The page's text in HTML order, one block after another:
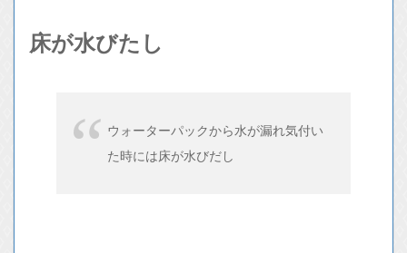
床が水びたし
ウォーターパックから水が漏れ気付い
た時には床が水びだし